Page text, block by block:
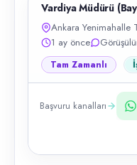
Vardiya Müdürü
Ankara Yenimahalle
1 ay önce
Tam Zamanlı
Başvuru kanalları